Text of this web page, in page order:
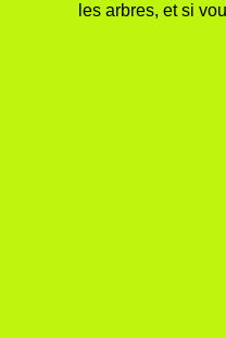
les arbres, et si